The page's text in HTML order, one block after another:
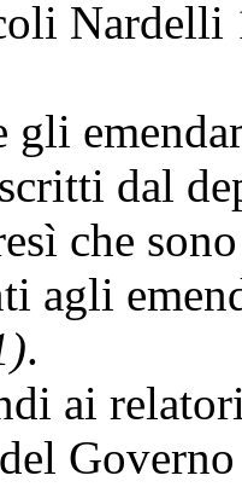
Nardelli
dal
che sono
agli
.
ai